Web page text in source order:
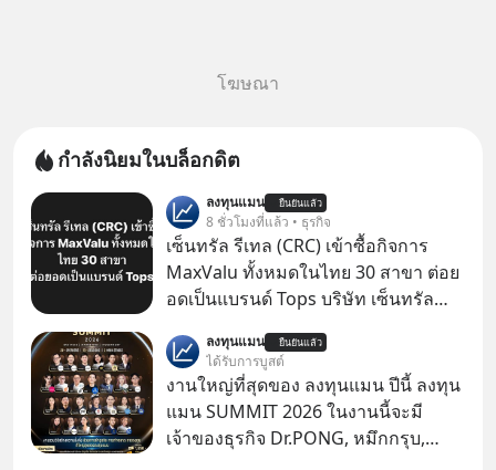
โฆษณา
กำลังนิยมในบล็อกดิต
ลงทุนแมน ยืนยันแล้ว
8 ชั่วโมงที่แล้ว • ธุรกิจ
เซ็นทรัล รีเทล (CRC) เข้าซื้อกิจการ
MaxValu ทั้งหมดในไทย 30 สาขา ต่อย
อดเป็นแบรนด์ Tops บริษัท เซ็นทรัล
CRC แจ้งตลาดหลักทรัพย์ฯ ว่า บริษัท
เซ็นทรัล ฟู้ด รีเทล จำกัด (CFR) ซึ่งเป็น
บริษัทย่อยที่ CRC ถือหุ้นทั้งทางตรงและ
ทางอ้อม 100%
ลงทุนแมน ยืนยันแล้ว
ได้รับการบูสต์
งานใหญ่ที่สุดของ ลงทุนแมน ปีนี้ ลงทุน
แมน SUMMIT 2026 ในงานนี้จะมี
เจ้าของธุรกิจ Dr.PONG, หมึกกรุบ,